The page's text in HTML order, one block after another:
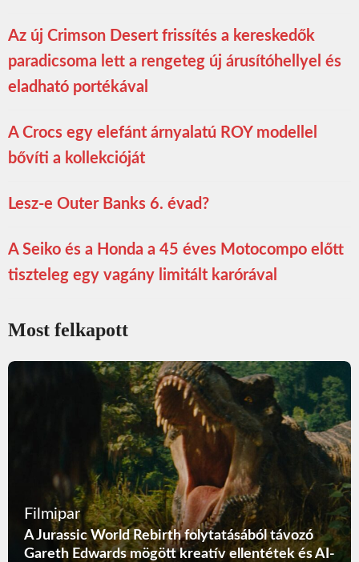
Az új Crimson Desert frissítés a kereskedők
paradicsoma lett a rengeteg új árusítóhellyel és
eladható portékával
A Crocs egy elefánt árnyalatú ROY modellel
bővíti a kollekcióját
Lesz-e Outer Banks 6. évad?
A Seiko és a Honda a 45 éves Motocompo előtt
tiszteleg egy vagány limitált karórával
Most felkapott
Filmipar
A Jurassic World Rebirth folytatásából távozó
Gareth Edwards mögött kreatív ellentétek és AI-